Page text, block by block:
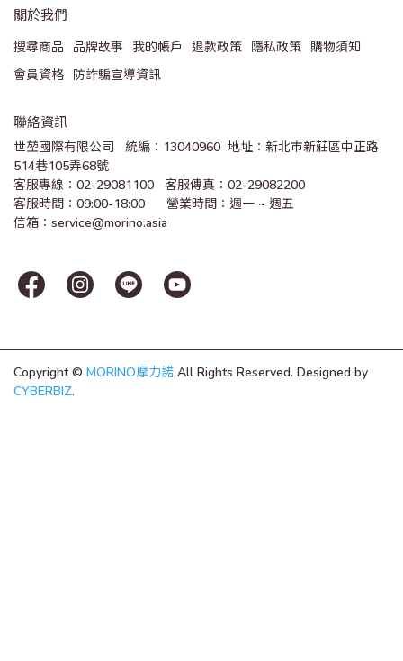
關於我們
搜尋商品 品牌故事 我的帳戶 退款政策 隱私政策
購物須知
會員資格
防詐騙宣導資訊
聯絡資訊
世堃國際有限公司   統編：13040960  地址：新北市新莊區中正路
514巷105弄68號
客服專線：02-29081100   客服傳真：02-29082200
客服時間：09:00-18:00      營業時間：週一 ~ 週五
信箱：service@morino.asia
Copyright © MORINO摩力諾 All Rights Reserved. Designed by
CYBERBIZ.